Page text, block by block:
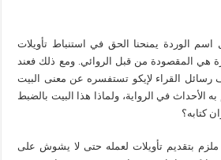
اسم الوردة يمنحنا الحق في استنباط تأويلات
هي المقصودة من قبل الروائي. ومع ذلك فعند
رسائل القراء لإيكو تستفسره عن معنى البيت
به الأحداث في الرواية، ولماذا هذا البيت بالضبط
كتابه؟
بتقديم تأويلات لعمله حتى لا يشوش على